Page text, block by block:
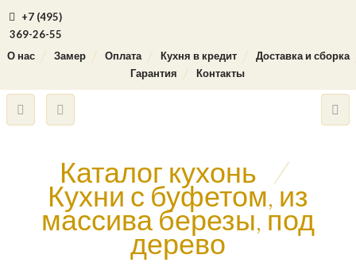
+7 (495)
369-26-55
О нас
Замер Оплата Кухня в кредит
Доставка и сборка
Гарантия
Контакты
Каталог кухонь /
Кухни с буфетом, из
массива березы, под
дерево